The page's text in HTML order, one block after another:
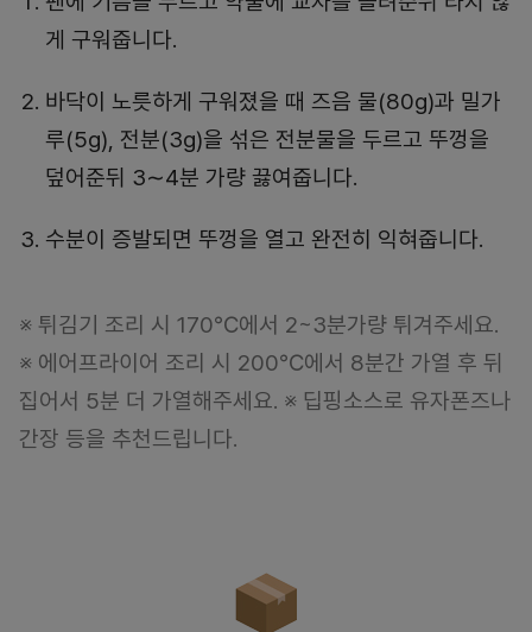
게 구워줍니다.
바닥이 노릇하게 구워졌을 때 즈음 물(80g)과 밀가
루(5g), 전분(3g)을 섞은 전분물을 두르고 뚜껑을
덮어준뒤 3∼4분 가량 끓여줍니다.
수분이 증발되면 뚜껑을 열고 완전히 익혀줍니다.
※ 튀김기 조리 시 170℃에서 2~3분가량 튀겨주세요.
※ 에어프라이어 조리 시 200℃에서 8분간 가열 후 뒤
집어서 5분 더 가열해주세요. ※ 딥핑소스로 유자폰즈나
간장 등을 추천드립니다.